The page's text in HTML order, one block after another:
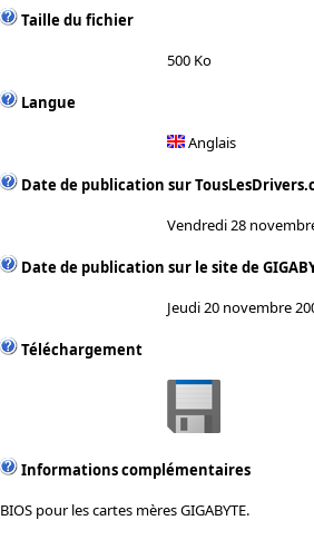
Taille du fichier
500 Ko
Langue
Anglais
Date de publication sur
Vendredi 28
Date de publication sur le site de
Jeudi 20 novembre
Téléchargement
Informations complémentaires
BIOS pour les cartes mères GIGABYTE.